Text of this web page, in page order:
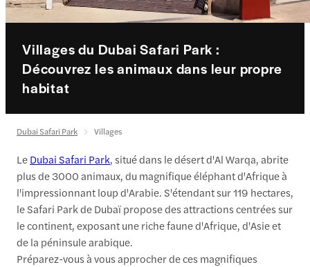
Villages du Dubai Safari Park :
Découvrez les animaux dans leur propre
habitat
Dubai Safari Park Villages
LeDubai Safari Park, situé dans le désert d'Al Warqa, abrite
plus de 3000 animaux, du magnifique éléphant d'Afrique à
l'impressionnant loup d'Arabie. S'étendant sur 119 hectares,
le Safari Park de Dubaï propose des attractions centrées sur
le continent, exposant une riche faune d'Afrique, d'Asie et
de la péninsule arabique.
Préparez-vous à vous approcher de ces magnifiques